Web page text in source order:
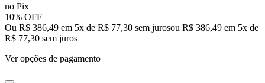
no Pix
10% OFF
Ou R$ 386,49 em 5x de R$ 77,30 sem jurosou R$ 386,49 em 5x de
R$ 77,30 sem juros
Ver opções de pagamento